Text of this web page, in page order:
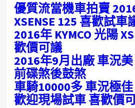
優質流當機車拍賣
XSENSE 125 喜歡試車
2016年 KYMCO 光陽
歡價可議
2016年9月出廠 車況美
前碟煞後鼓煞
車騎10000多 車況極佳
歡迎現場試車 喜歡價